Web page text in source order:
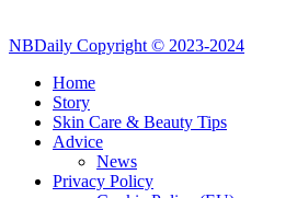
NBDaily Copyright © 2023-2024
Home
Story
Skin Care & Beauty Tips
Advice
News
Privacy Policy